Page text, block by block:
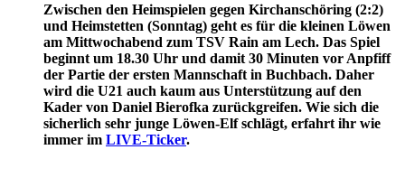
Zwischen den Heimspielen gegen Kirchanschöring (2:2)
und Heimstetten (Sonntag) geht es für die kleinen Löwen
am Mittwochabend zum TSV Rain am Lech. Das Spiel
beginnt um 18.30 Uhr und damit 30 Minuten vor Anpfiff
der Partie der ersten Mannschaft in Buchbach. Daher
wird die U21 auch kaum aus Unterstützung auf den
Kader von Daniel Bierofka zurückgreifen. Wie sich die
sicherlich sehr junge Löwen-Elf schlägt, erfahrt ihr wie
immer im LIVE-Ticker.